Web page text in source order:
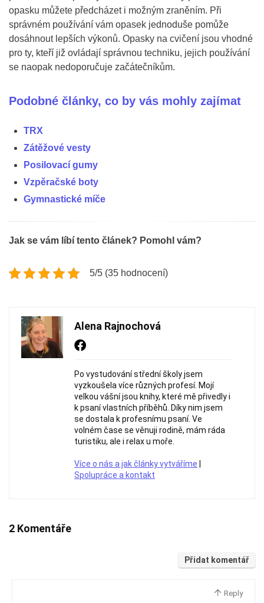
opasku můžete předcházet i možným zraněním. Při
správném používání vám opasek jednoduše pomůže
dosáhnout lepších výkonů. Opasky na cvičení jsou vhodné
pro ty, kteří již ovládají správnou techniku, jejich používání
se naopak nedoporučuje začátečníkům.
Podobné články, co by vás mohly zajímat
TRX
Zátěžové vesty
Posilovací gumy
Vzpěračské boty
Gymnastické míče
Jak se vám líbí tento článek? Pomohl vám?
5/5 (35 hodnocení)
Alena Rajnochová
Po vystudování střední školy jsem
vyzkoušela více různých profesí. Mojí
velkou vášní jsou knihy, které mě přivedly i
k psaní vlastních příběhů. Díky nim jsem
se dostala k profesnímu psaní. Ve
volném čase se věnuji rodině, mám ráda
turistiku, ale i relax u moře.
Více o nás a jak články vytváříme
Spolupráce a kontakt
2 Komentáře
Přidat komentář
Reply